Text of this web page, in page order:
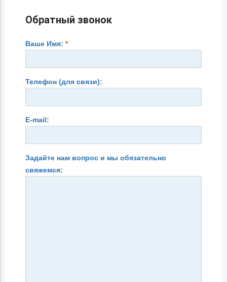
Обратный звонок
Ваше Имя: *
Телефон (для связи):
E-mail:
Задайте нам вопрос и мы обязательно
свяжемся: